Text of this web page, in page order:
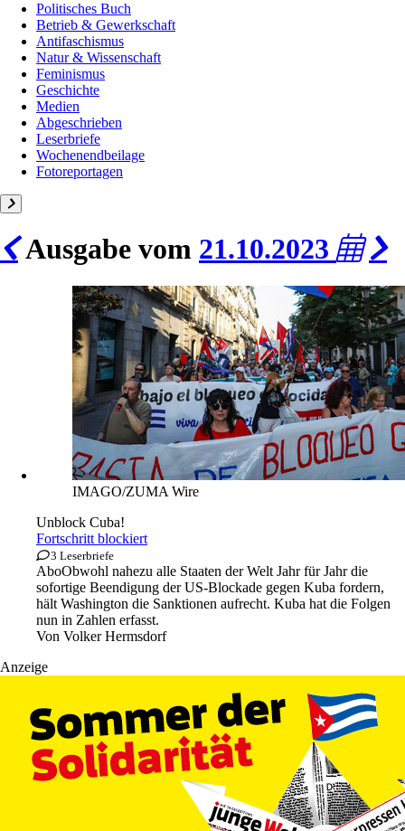
Politisches Buch
Betrieb & Gewerkschaft
Antifaschismus
Natur & Wissenschaft
Feminismus
Geschichte
Medien
Abgeschrieben
Leserbriefe
Wochenendbeilage
Fotoreportagen
Ausgabe vom 21.10.2023
IMAGO/ZUMA Wire
Unblock Cuba!
Fortschritt blockiert
3 Leserbriefe
AboObwohl nahezu alle Staaten der Welt Jahr für Jahr die
sofortige Beendigung der US-Blockade gegen Kuba fordern,
hält Washington die Sanktionen aufrecht. Kuba hat die Folgen
nun in Zahlen erfasst.
Von Volker Hermsdorf
Anzeige